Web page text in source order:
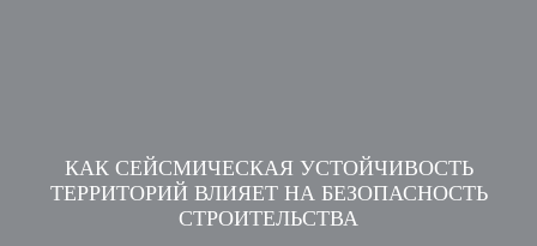
КАК СЕЙСМИЧЕСКАЯ УСТОЙЧИВОСТЬ
ТЕРРИТОРИЙ ВЛИЯЕТ НА БЕЗОПАСНОСТЬ
СТРОИТЕЛЬСТВА